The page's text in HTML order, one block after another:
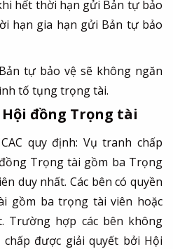
hết thời hạn gửi Bản tự bảo
hạn gia hạn gửi Bản tự bảo
tự bảo vệ sẽ không ngăn
tố tụng trọng tài.
đồng Trọng tài
quy định: Vụ tranh chấp
Trọng tài gồm ba Trọng
duy nhất. Các bên có quyền
gồm ba trọng tài viên hoặc
Trường hợp các bên không
được giải quyết bởi Hội